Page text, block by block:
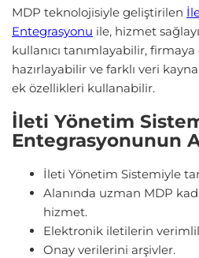
MDP teknolojisiyle geliştirilen
Entegrasyonu ile, hizmet
kullanıcı tanımlayabilir,
hazırlayabilir ve farklı veri
ek özellikleri kullanabilir.
İleti Yönetim
Entegrasyonunun
İleti Yönetim Sistemiyle
Alanında uzman MDP
hizmet.
Elektronik iletilerin
Onay verilerini arşivler.